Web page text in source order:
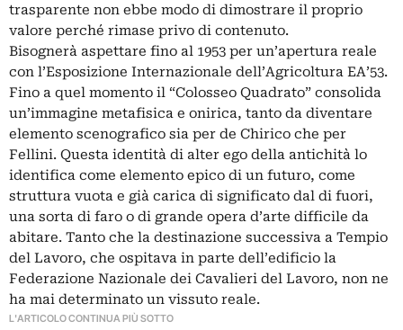
trasparente non ebbe modo di dimostrare il proprio
valore perché rimase privo di contenuto.
Bisognerà aspettare fino al 1953 per un’apertura reale
con l’Esposizione Internazionale dell’Agricoltura EA’53.
Fino a quel momento il “Colosseo Quadrato” consolida
un’immagine metafisica e onirica, tanto da diventare
elemento scenografico sia per de Chirico che per
Fellini. Questa identità di alter ego della antichità lo
identifica come elemento epico di un futuro, come
struttura vuota e già carica di significato dal di fuori,
una sorta di faro o di grande opera d’arte difficile da
abitare. Tanto che la destinazione successiva a Tempio
del Lavoro, che ospitava in parte dell’edificio la
Federazione Nazionale dei Cavalieri del Lavoro, non ne
ha mai determinato un vissuto reale.
L'ARTICOLO CONTINUA PIÙ SOTTO